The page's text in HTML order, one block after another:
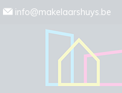
en naar de inhoud gaan
info@makelaarshuys.be